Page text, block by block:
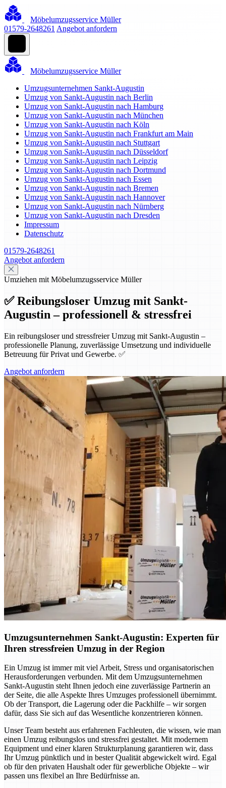
Möbelumzugsservice Müller
01579-2648261 Angebot anfordern
Möbelumzugsservice Müller
Umzugsunternehmen Sankt-Augustin
Umzug von Sankt-Augustin nach Berlin
Umzug von Sankt-Augustin nach Hamburg
Umzug von Sankt-Augustin nach München
Umzug von Sankt-Augustin nach Köln
Umzug von Sankt-Augustin nach Frankfurt am Main
Umzug von Sankt-Augustin nach Stuttgart
Umzug von Sankt-Augustin nach Düsseldorf
Umzug von Sankt-Augustin nach Leipzig
Umzug von Sankt-Augustin nach Dortmund
Umzug von Sankt-Augustin nach Essen
Umzug von Sankt-Augustin nach Bremen
Umzug von Sankt-Augustin nach Hannover
Umzug von Sankt-Augustin nach Nürnberg
Umzug von Sankt-Augustin nach Dresden
Impressum
Datenschutz
01579-2648261
Angebot anfordern
Umziehen mit Möbelumzugsservice Müller
✅ Reibungsloser Umzug mit Sankt-
Augustin – professionell & stressfrei
Ein reibungsloser und stressfreier Umzug mit Sankt-Augustin –
professionelle Planung, zuverlässige Umsetzung und individuelle
Betreuung für Privat und Gewerbe. ✅
Angebot anfordern
Umzugsunternehmen Sankt-Augustin: Experten für
Ihren stressfreien Umzug in der Region
Ein Umzug ist immer mit viel Arbeit, Stress und organisatorischen
Herausforderungen verbunden. Mit dem Umzugsunternehmen
Sankt-Augustin steht Ihnen jedoch eine zuverlässige Partnerin an
der Seite, die alle Aspekte Ihres Umzuges professionell übernimmt.
Ob der Transport, die Lagerung oder die Packhilfe – wir sorgen
dafür, dass Sie sich auf das Wesentliche konzentrieren können.
Unser Team besteht aus erfahrenen Fachleuten, die wissen, wie man
einen Umzug reibungslos und stressfrei gestaltet. Mit modernem
Equipment und einer klaren Strukturplanung garantieren wir, dass
Ihr Umzug pünktlich und in bester Qualität abgewickelt wird. Egal
ob für den privaten Haushalt oder für gewerbliche Objekte – wir
passen uns flexibel an Ihre Bedürfnisse an.